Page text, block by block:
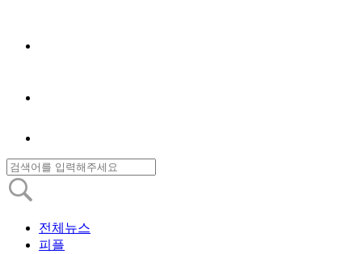
전체뉴스
피플